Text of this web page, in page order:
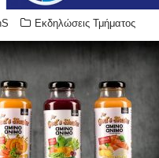
Εκδηλώσεις Τμήματος